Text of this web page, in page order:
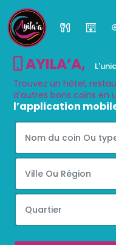
AYILA’A,
Trouvez un hôtel,
d’autres bons coins en
l’application